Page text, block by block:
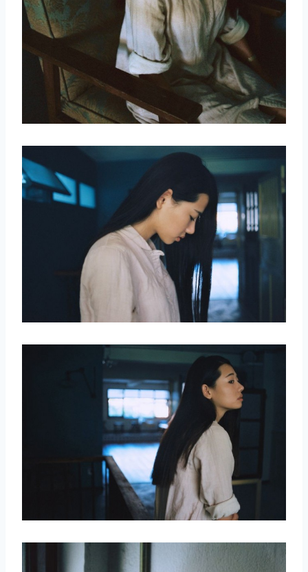
取消 搜索